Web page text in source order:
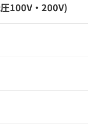
100V・200V)